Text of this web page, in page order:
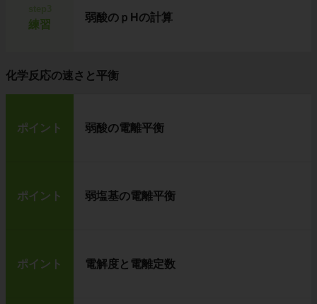
練習
弱酸のｐHの計算
化学反応の速さと平衡
ポイント 弱酸の電離平衡
ポイント 弱塩基の電離平衡
ポイント 電解度と電離定数